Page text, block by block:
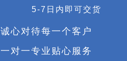
5-7日内即可交货
诚心对待每一个客户
一对一专业贴心服务